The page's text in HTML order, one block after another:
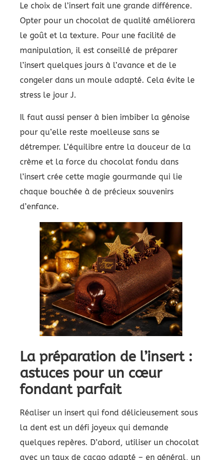
Le choix de l’insert fait une grande différence.
Opter pour un chocolat de qualité améliorera
le goût et la texture. Pour une facilité de
manipulation, il est conseillé de préparer
l’insert quelques jours à l’avance et de le
congeler dans un moule adapté. Cela évite le
stress le jour J.
Il faut aussi penser à bien imbiber la génoise
pour qu’elle reste moelleuse sans se
détremper. L’équilibre entre la douceur de la
crème et la force du chocolat fondu dans
l’insert crée cette magie gourmande qui lie
chaque bouchée à de précieux souvenirs
d’enfance.
La préparation de l’insert :
astuces pour un cœur
fondant parfait
Réaliser un insert qui fond délicieusement sous
la dent est un défi joyeux qui demande
quelques repères. D’abord, utiliser un chocolat
avec un taux de cacao adapté – en général, un